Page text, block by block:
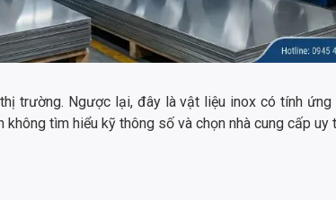
trường. Ngược lại, đây là vật liệu inox có tính ứng
tìm hiểu kỹ thông số và chọn nhà cung cấp uy